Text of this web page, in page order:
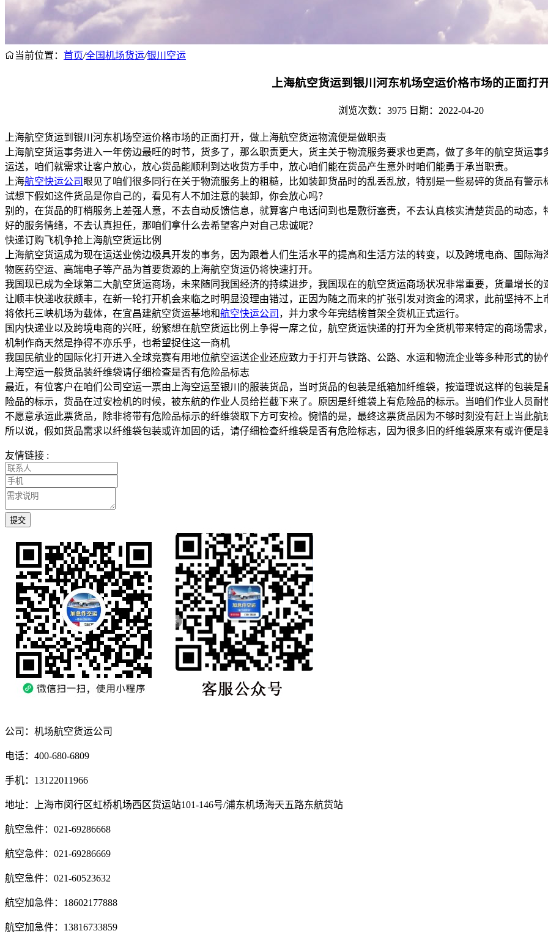
当前位置： 首页/全国机场货运/银川空运
上海航空货运到银川河东机场空运价格市场的正面打
浏览次数：3975 日期：2022-04-20
上海航空货运到银川河东机场空运价格市场的正面打开，做上海航空货运物流便是做职责
上海航空货运事务进入一年傍边最旺的时节，货多了，那么职责更大，货主关于物流服务要求也更高，做了多年的航空货运
运送，咱们就需求让客户放心，放心货品能顺利到达收货方手中，放心咱们能在货品产生意外时咱们能勇于承当职责。
上海航空快运公司 眼见了咱们很多同行在关于物流服务上的粗糙，比如装卸货品时的乱丢乱放，特别是一些易碎的货品有警
试想下假如这件货品是你自己的，看见有人不加注意的装卸，你会放心吗？
别的，在货品的盯梢服务上差强人意，不去自动反馈信息，就算客户电话问到也是敷衍塞责，不去认真核实清楚货品的动态
好的服务情绪，不去认真担任，那咱们拿什么去希望客户对自己忠诚呢？
快递订购飞机争抢上海航空货运比例
上海航空货运成为现在运送业傍边极具开发的事务，因为跟着人们生活水平的提高和生活方法的转变，以及跨境电商、国际
物医药空运、高端电子等产品为首要货源的上海航空货运仍将快速打开。
我国现已成为全球第二大航空货运商场，未来随同我国经济的持续进步，我国现在的航空货运商场状况非常重要，货量增长
让顺丰快递收获颇丰，在新一轮打开机会来临之时明显没理由错过，正因为随之而来的扩张引发对资金的渴求，此前坚持不
将依托三峡机场为载体，在宜昌建航空货运基地和航空快运公司 ，并力求今年完结榜首架全货机正式运行。
国内快递业以及跨境电商的兴旺，纷繁想在航空货运比例上争得一席之位，航空货运快递的打开为全货机带来特定的商场需
机制作商天然是挣得不亦乐乎，也希望捉住这一商机
我国民航业的国际化打开进入全球竞赛有用地位航空运送企业还应致力于打开与铁路、公路、水运和物流企业等多种形式的
上海空运一般货品装纤维袋请仔细检查是否有危险品标志
最近，有位客户在咱们公司空运一票由上海空运至银川的服装货品，当时货品的包装是纸箱加纤维袋，按道理说这样的包装
险品的标示，货品在过安检机的时候，被东航的作业人员给拦截下来了。原因是纤维袋上有危险品的标示。当咱们作业人员
不愿意承运此票货品，除非将带有危险品标示的纤维袋取下方可安检。惋惜的是，最终这票货品因为不够时刻没有赶上当此航
所以说，假如货品需求以纤维袋包装或许加固的话，请仔细检查纤维袋是否有危险标志，因为很多旧的纤维袋原来有或许便
友情链接 :
提交
公司：机场航空货运公司
电话：400-680-6809
手机：13122011966
地址：上海市闵行区虹桥机场西区货运站101-146号/浦东机场海天五路东航货站
航空急件：021-69286668
航空急件：021-69286669
航空急件：021-60523632
航空加急件：18602177888
航空加急件：13816733859